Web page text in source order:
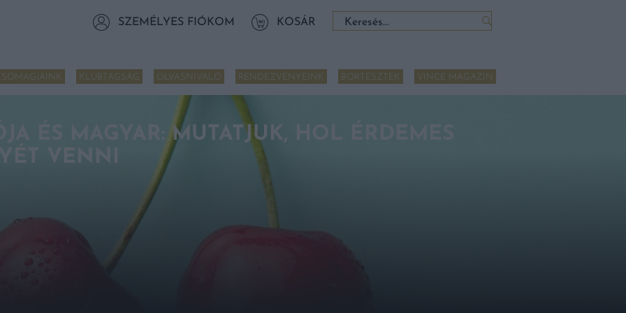
SZEMÉLYES FIÓKOM KOSÁR Keresés:
KLUBTAGSÁG OLVASNIVALÓ RENDEZVÉNYEINK BORTESZTEK VINCE MAGAZIN
ÉS MAGYAR: MUTATJUK, HOL ÉRDEMES
VENNI